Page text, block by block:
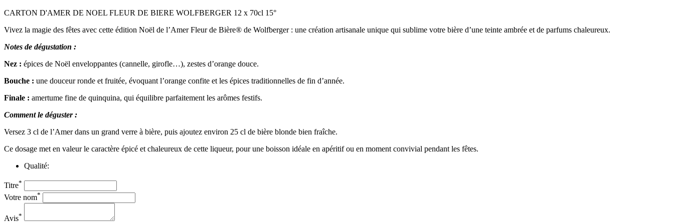
CARTON D'AMER DE NOEL FLEUR DE BIERE WOLFBERGER 12 x 70cl 15°
Vivez la magie des fêtes avec cette édition Noël de l’Amer Fleur de Bière® de Wolfberger : une création artisanale unique qui sublime votre bière d’une teinte ambrée et de parfums chaleureux.
Notes de dégustation :
Nez : épices de Noël enveloppantes (cannelle, girofle…), zestes d’orange douce.
Bouche : une douceur ronde et fruitée, évoquant l’orange confite et les épices traditionnelles de fin d’année.
Finale : amertume fine de quinquina, qui équilibre parfaitement les arômes festifs.
Comment le déguster :
Versez 3 cl de l’Amer dans un grand verre à bière, puis ajoutez environ 25 cl de bière blonde bien fraîche.
Ce dosage met en valeur le caractère épicé et chaleureux de cette liqueur, pour une boisson idéale en apéritif ou en moment convivial pendant les fêtes.
Qualité:
Titre*
Votre nom*
Avis*